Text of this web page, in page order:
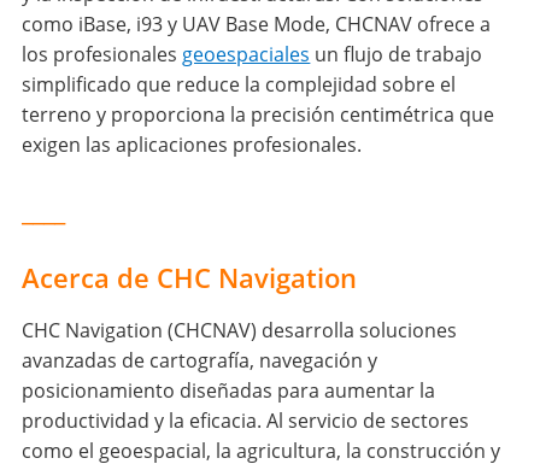
como iBase, i93 y UAV Base Mode, CHCNAV ofrece a
los profesionales geoespaciales un flujo de trabajo
simplificado que reduce la complejidad sobre el
terreno y proporciona la precisión centimétrica que
exigen las aplicaciones profesionales.
Acerca de CHC Navigation
CHC Navigation (CHCNAV) desarrolla soluciones
avanzadas de cartografía, navegación y
posicionamiento diseñadas para aumentar la
productividad y la eficacia. Al servicio de sectores
como el geoespacial, la agricultura, la construcción y